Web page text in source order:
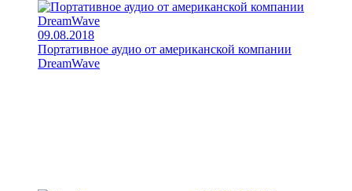
09.08.2018
Портативное аудио от американской компании
DreamWave